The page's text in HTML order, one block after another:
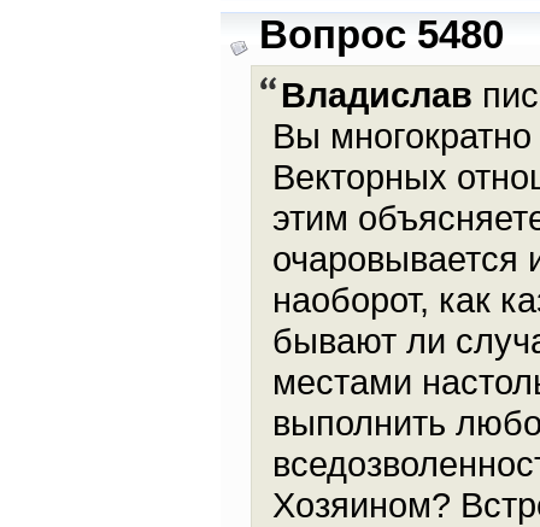
Вопрос 5480
Владислав
Вы многократно
Векторных
этим
очаровывается
наоборот, как
бывают ли
местами
выполнить
Хозяином?